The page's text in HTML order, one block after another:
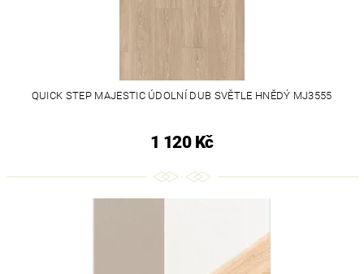
QUICK STEP MAJESTIC ÚDOLNÍ DUB SVĚTLE HNĚDÝ MJ3555
1 120 Kč